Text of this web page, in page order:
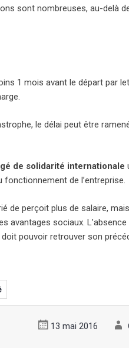
sont nombreuses, au-delà
1 mois avant le départ par
le délai peut être
de solidarité internationale
de l’entreprise.
de perçoit plus de salaire,
avantages sociaux.
pouvoir retrouver son
13 mai 2016